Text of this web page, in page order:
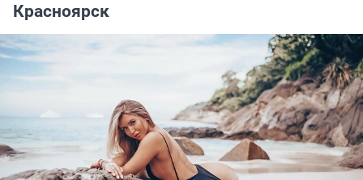
Красноярск